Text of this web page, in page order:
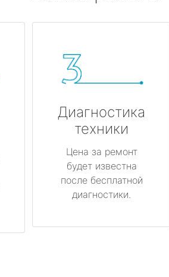
Диагностика
техники
Цена за ремонт
будет известна
после бесплатной
диагностики.